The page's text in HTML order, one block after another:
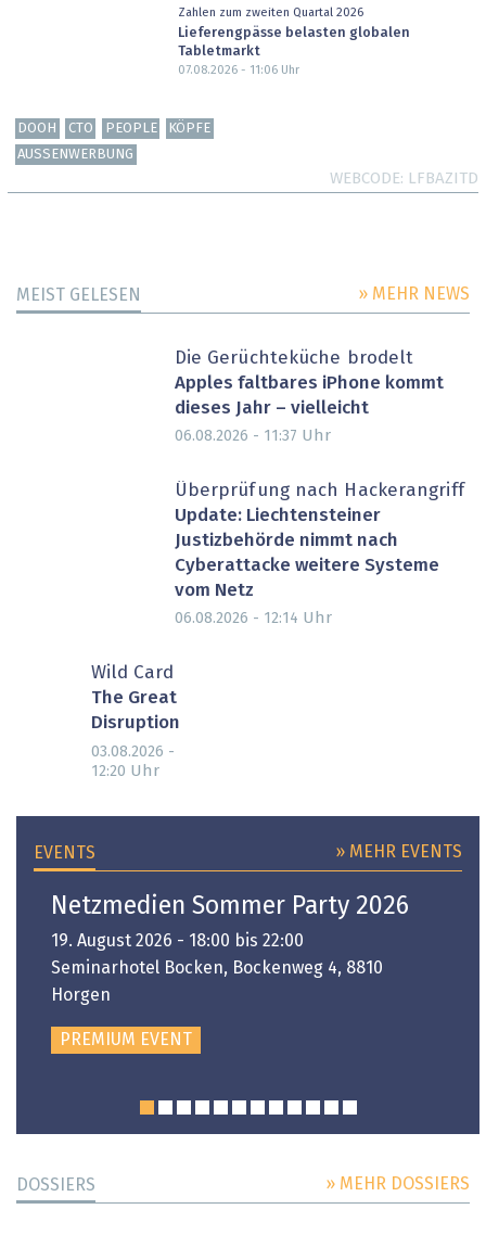
Zahlen zum zweiten Quartal 2026
Lieferengpässe belasten globalen
Tabletmarkt
07.08.2026 - 11:06Uhr
DOOH CTO PEOPLE
KÖPFE
AUSSENWERBUNG
WEBCODE LFBAZITD
MEIST GELESEN » MEHR NEWS
Die Gerüchteküche brodelt
Apples faltbares iPhone kommt
dieses Jahr – vielleicht
06.08.2026 - 11:37 Uhr
Überprüfung nach Hackerangriff
Update: Liechtensteiner
Justizbehörde nimmt nach
Cyberattacke weitere Systeme
vom Netz
06.08.2026 - 12:14 Uhr
Wild Card
The Great
Disruption
03.08.2026 -
12:20 Uhr
EVENTS » MEHR EVENTS
Netzmedien Sommer Party 2026
19. August 2026 - 18:00 bis 22:00
Seminarhotel Bocken, Bockenweg 4, 8810
Horgen
PREMIUM EVENT
DOSSIERS » MEHR DOSSIERS